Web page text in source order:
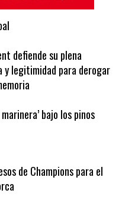
defiende su plena
y legitimidad para derogar
marinera’ bajo los pinos
de Champions para el